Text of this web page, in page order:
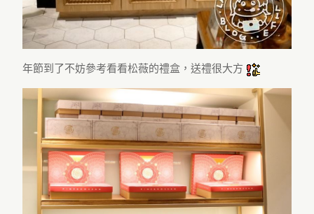
年節到了不妨參考看看松薇的禮盒，送禮很大方